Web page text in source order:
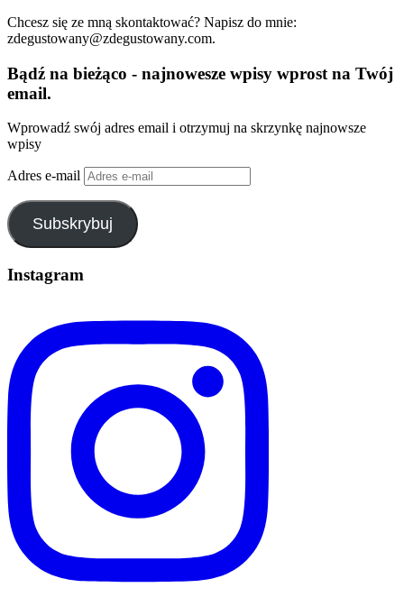
Chcesz się ze mną skontaktować? Napisz do mnie:
zdegustowany@zdegustowany.com.
Bądź na bieżąco - najnowesze wpisy wprost na Twój
email.
Wprowadź swój adres email i otrzymuj na skrzynkę najnowsze
wpisy
Adres e-mail
Subskrybuj
Instagram